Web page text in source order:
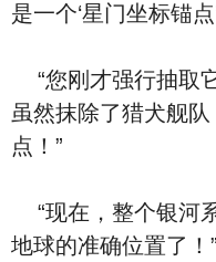
是一个‘星门坐标锚点
“您刚才强行抽取它
虽然抹除了猎犬舰
点！”
“现在，整个银河
地球的准确位置了！”